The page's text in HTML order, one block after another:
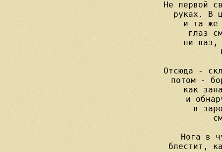
Не первой
руках. В
и та же
глаз
ни ваз,
Отсюда -
потом -
как
и
в
Нога в
блестит,